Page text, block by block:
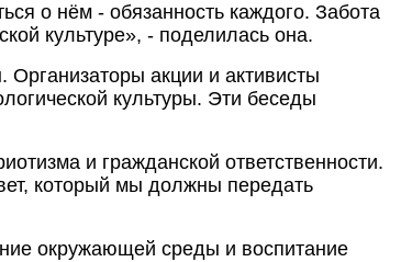
о нём - обязанность каждого. Забота
культуре», - поделилась она.
акции и активисты
культуры. Эти беседы
и гражданской ответственности.
который мы должны передать
окружающей среды и воспитание